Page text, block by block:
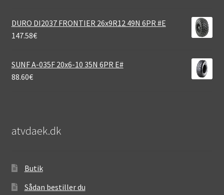
DURO DI2037 FRONTIER 26x9R12 49N 6PR #E
147.58€
SUNF A-035F 20x6-10 35N 6PR E#
88.60€
atvdaek.dk
Butik
Sådan bestiller du